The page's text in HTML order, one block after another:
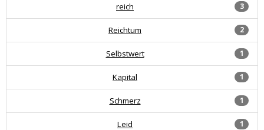
3
reich
2
Reichtum
1
Selbstwert
1
Kapital
1
Schmerz
1
Leid